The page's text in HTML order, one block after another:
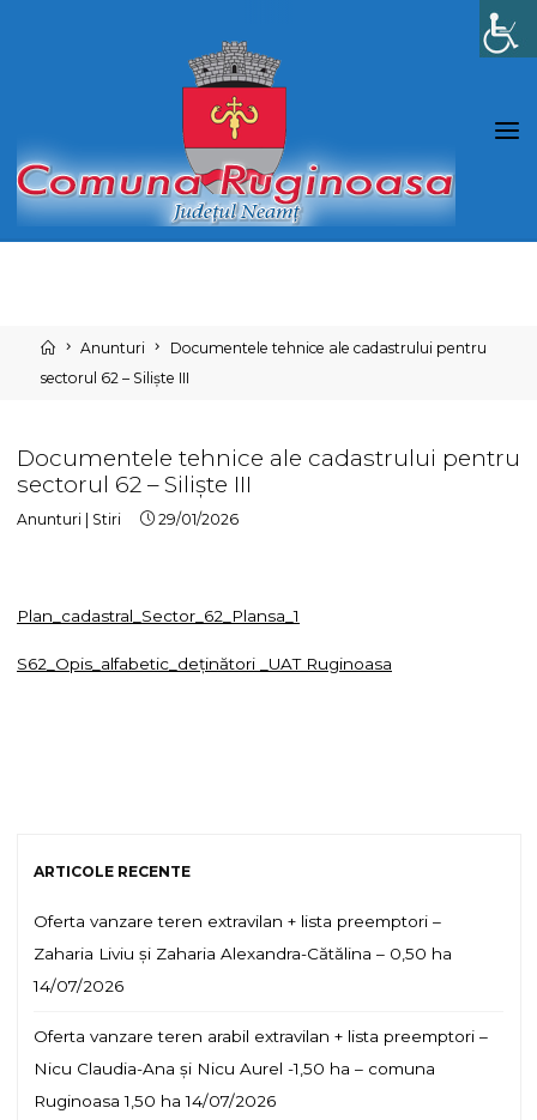
Home
Anunturi
Documentele tehnice ale cadastrului pentru
sectorul 62 – Siliște III
Documentele tehnice ale cadastrului pentru
sectorul 62 – Siliște III
Anunturi | Stiri 29/01/2026
Plan_cadastral_Sector_62_Plansa_1
S62_Opis_alfabetic_deţinători _UAT Ruginoasa
ARTICOLE RECENTE
Oferta vanzare teren extravilan + lista preemptori –
Zaharia Liviu și Zaharia Alexandra-Cătălina – 0,50 ha
14/07/2026
Oferta vanzare teren arabil extravilan + lista preemptori –
Nicu Claudia-Ana și Nicu Aurel -1,50 ha – comuna
Ruginoasa 1,50 ha 14/07/2026